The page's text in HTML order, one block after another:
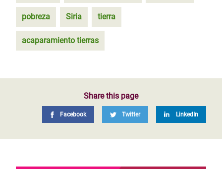
pobreza Siria tierra
acaparamiento tierras
Share this page
Facebook Twitter LinkedIn